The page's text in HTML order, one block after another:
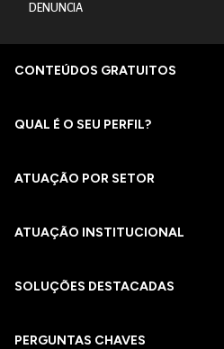
DENUNCIA
CONTEÚDOS GRATUITOS
QUAL É O SEU PERFIL?
ATUAÇÃO POR SETOR
ATUAÇÃO INSTITUCIONAL
SOLUÇÕES DESTACADAS
PERGUNTAS CHAVES​